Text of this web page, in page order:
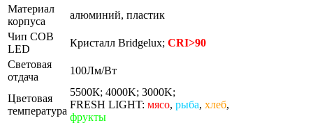
Материал
корпуса
алюминий, пластик
Чип COB
LED
Кристалл Bridgelux; CRI>90
Световая
отдача
100Лм/Вт
Цветовая
температура
5500К; 4000K; 3000K;
FRESH LIGHT: мясо, рыба, хлеб,
фрукты